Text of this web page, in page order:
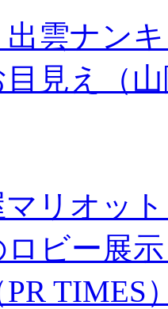
出雲ナン
見え（
マリオッ
ロビー展
TIMES